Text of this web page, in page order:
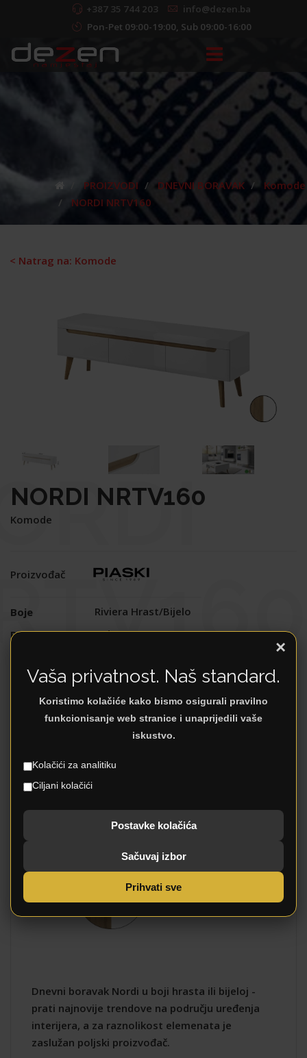
+387 35 744 203
info@dezen.ba
Pon-Pet 09:00-19:00, Sub 09:00-16:00
PROIZVODI DNEVNI BORAVAK
Komode
NORDI NRTV160
< Natrag na: Komode
NORDI NRTV160
Komode
Proizvođač
Boje
Riviera Hrast/Bijelo
Rok isporuke
5 dana
Dostava
Da
Montaža
Da
Materijali
MDF Visoki sjaj
DODATNI OPIS
Dnevni boravak Nordi u boji hrasta ili bijeloj -
prati najnovije trendove na području uređenja
interijera, a za raznolikost elemenata je
zaslužan poljski proizvođač.
×
Vaša privatnost. Naš standard.
Koristimo kolačiće kako bismo osigurali pravilno
funkcionisanje web stranice i unaprijedili vaše
iskustvo.
Kolačići za analitiku
Ciljani kolačići
Postavke kolačića
Sačuvaj izbor
Prihvati sve